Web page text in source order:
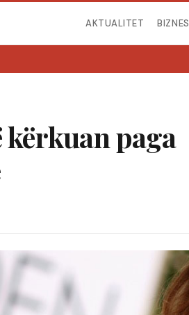
AKTUALITET BIZNES
paga